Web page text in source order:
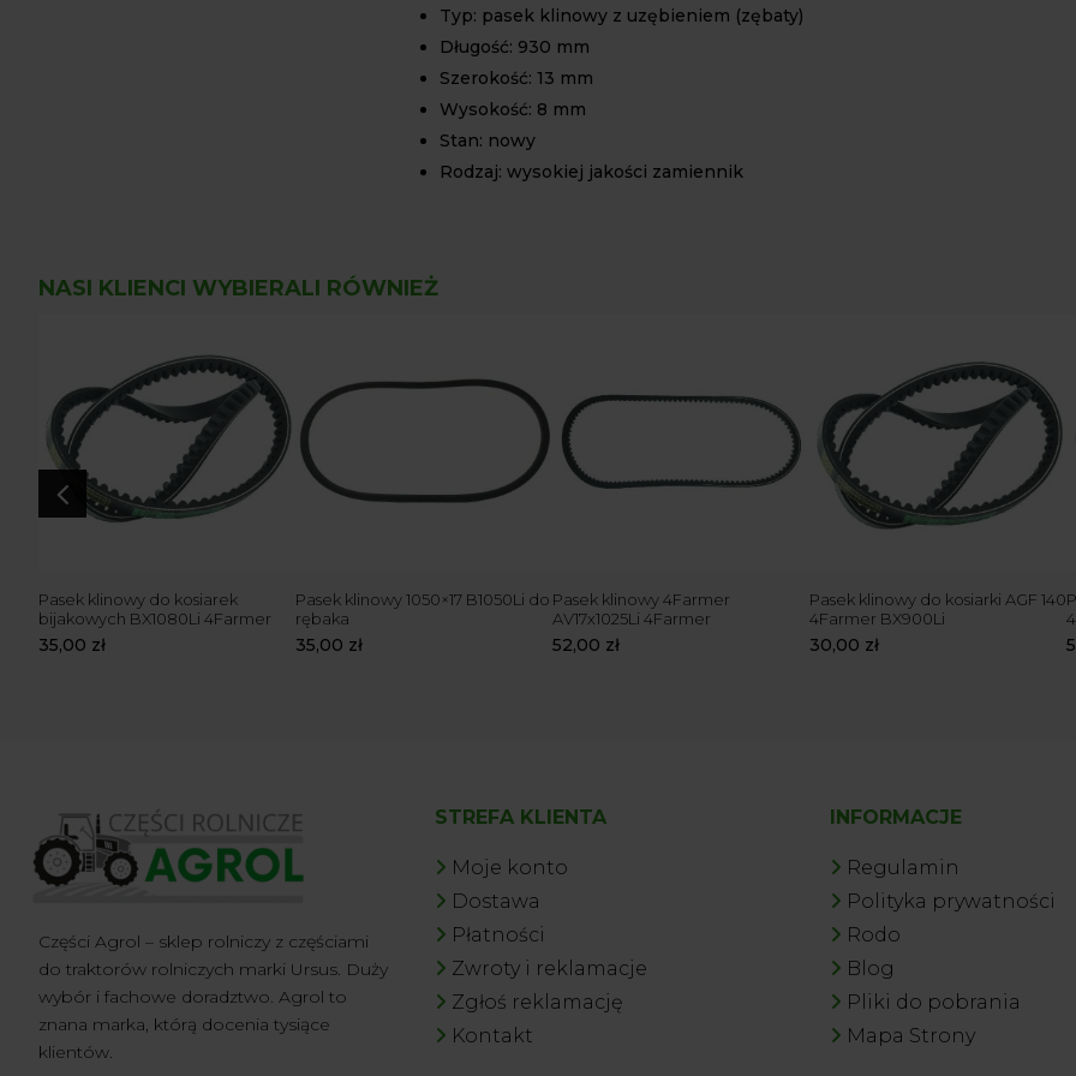
Typ: pasek klinowy z uzębieniem (zębaty)
Długość: 930 mm
Szerokość: 13 mm
Wysokość: 8 mm
Stan: nowy
Rodzaj: wysokiej jakości zamiennik
NASI KLIENCI WYBIERALI RÓWNIEŻ
4
Pasek klinowy do kosiarek
bijakowych BX1080Li 4Farmer
35,00 zł
Pasek klinowy 1050×17 B1050Li do
rębaka
35,00 zł
Pasek klinowy 4Farmer
AV17x1025Li 4Farmer
52,00 zł
Pasek klinowy do kosiarki AGF 140
4Farmer BX900Li
30,00 zł
Części Agrol – sklep rolniczy z częściami
do traktorów rolniczych marki Ursus. Duży
wybór i fachowe doradztwo. Agrol to
znana marka, którą docenia tysiące
klientów.
STREFA KLIENTA
Moje konto
Dostawa
Płatności
Zwroty i reklamacje
Zgłoś reklamację
Kontakt
INFORMACJE
Regulamin
Polityka prywatności
Rodo
Blog
Pliki do pobrania
Mapa Strony